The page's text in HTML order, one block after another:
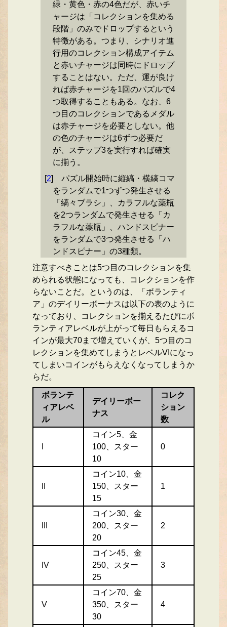
緑・黄色・赤の4色だが、赤いチ
ャージは「コレクションを集める
段階」のみでドロップするという
特徴がある。つまり、シナリオ進
行用のコレクション構成アイテム
と赤いチャージは同時にドロップ
することはない。ただ、運が良け
れば赤チャージを1回のパズルで4
つ取得することもある。なお、6
つ目のコレクションであるメダル
は赤チャージを必要としない。他
の色のチャージは6ずつ必要だ
が、ステップ3を実行すれば確実
に揃う。
[2]
パズル開始時に縦縞・横縞コマ
をランダムで1つずつ発生させる
「縞々ブラシ」、カラフルな薬瓶
を2つランダムで発生させる「カ
ラフルな薬瓶」、ハンドスピナー
をランダムで3つ発生させる「ハ
ンドスピナー」の3種類。
注意すべきことは5つ目のコレクションを集
められる状態になっても、コレクションを作
らないことだ。というのは、「ボランティ
ア」のデイリーボーナスは以下の表のように
なっており、コレクションを揃えるたびにボ
ランティアレベルが上がって毎日もらえるコ
インが最大70まで増えていくが、5つ目のコ
レクションを集めてしまうとレベルVIになっ
てしまいコインがもらえなくなってしまうか
らだ。
ボランテ
ィアレベ
ル
デイリーボー
ナス
コレク
ション
数
コイン5、金
100、スター
10
0
コイン10、金
150、スター
15
1
コイン30、金
200、スター
20
2
IV
コイン45、金
250、スター
25
3
V
コイン70、金
350、スター
30
4